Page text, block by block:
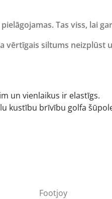
Tas viss, lai
vērtīgais siltums neizplūst
un vienlaikus ir elastīgs.
kustību brīvību golfa
Footjoy